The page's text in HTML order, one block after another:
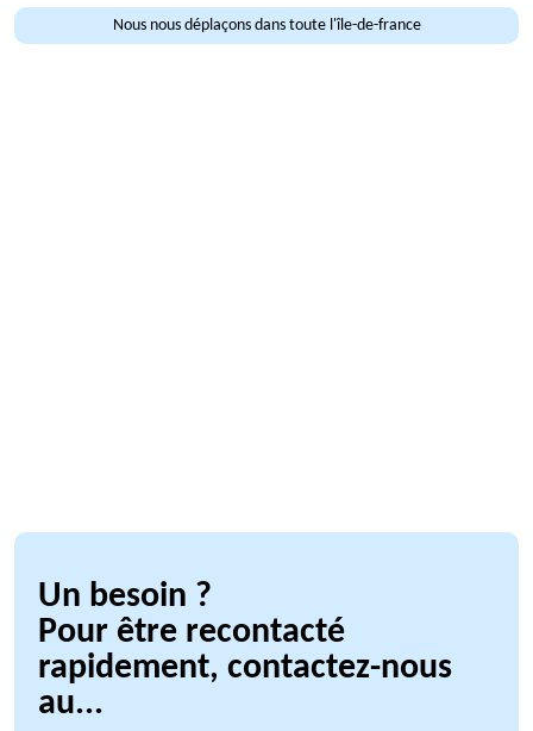
Nous nous déplaçons dans toute l'île-de-france
Un besoin ?
Pour être recontacté
rapidement, contactez-nous
au...